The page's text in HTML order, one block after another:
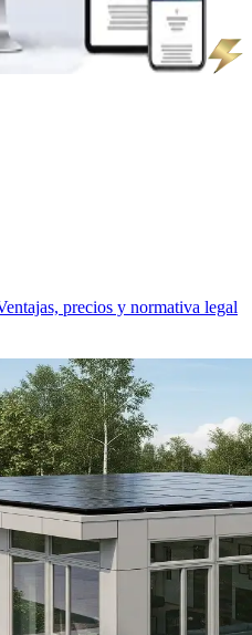
precios y normativa legal